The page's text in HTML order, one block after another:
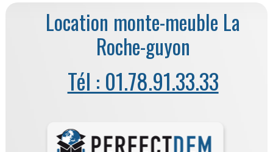
Location monte-meuble La
Roche-guyon
Tél : 01.78.91.33.33